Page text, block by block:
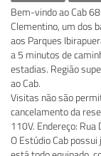
Bem-vindo ao Cab
Clementino, um dos
aos Parques
a 5 minutos de
estadias. Região
ao Cab.
Visitas não são
cancelamento da
110V. Endereço:
O Estúdio Cab